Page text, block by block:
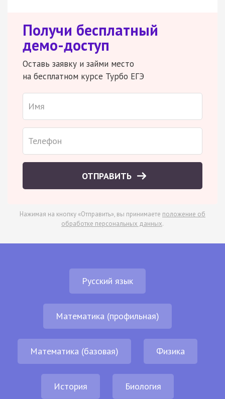
Получи бесплатный
демо-доступ
Оставь заявку и займи место
на бесплатном курсе Турбо ЕГЭ
ОТПРАВИТЬ
Нажимая на кнопку «Отправить», вы принимаете положение об
обработке персональных данных.
Русский язык
Математика (профильная)
Математика (базовая) Физика
История Биология